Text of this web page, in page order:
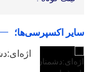
سایر اکسپرسی‌ها؛